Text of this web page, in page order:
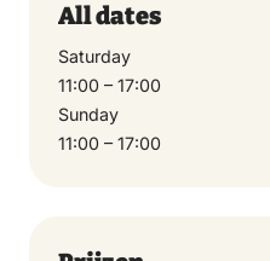
All dates
Saturday
11:00 – 17:00
Sunday
11:00 – 17:00